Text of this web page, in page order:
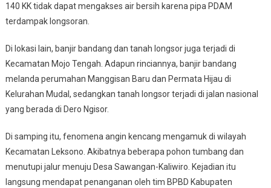
140 KK tidak dapat mengakses air bersih karena pipa PDAM
terdampak longsoran.
Di lokasi lain, banjir bandang dan tanah longsor juga terjadi di
Kecamatan Mojo Tengah. Adapun rinciannya, banjir bandang
melanda perumahan Manggisan Baru dan Permata Hijau di
Kelurahan Mudal, sedangkan tanah longsor terjadi di jalan nasional
yang berada di Dero Ngisor.
Di samping itu, fenomena angin kencang mengamuk di wilayah
Kecamatan Leksono. Akibatnya beberapa pohon tumbang dan
menutupi jalur menuju Desa Sawangan-Kaliwiro. Kejadian itu
langsung mendapat penanganan oleh tim BPBD Kabupaten